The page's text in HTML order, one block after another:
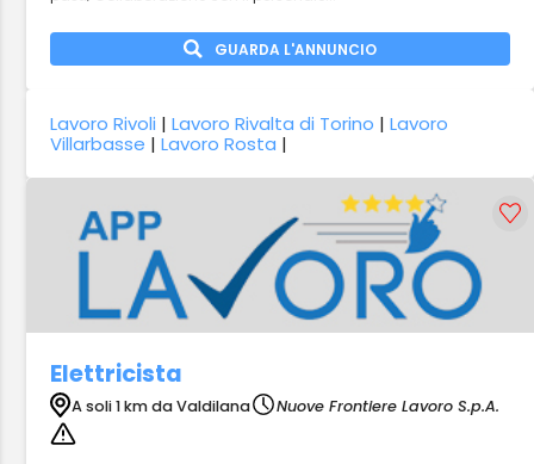
GUARDA L'ANNUNCIO
Lavoro Rivoli |Lavoro Rivalta di Torino |Lavoro
Villarbasse |Lavoro Rosta |
Elettricista
A soli 1 km da Valdilana Nuove Frontiere Lavoro S.p.A.